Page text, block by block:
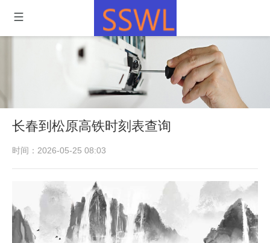
长春到松原高铁时刻表查询
时间：2026-05-25 08:03